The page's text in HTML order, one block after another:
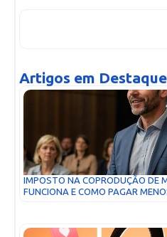
Artigos em Destaque
IMPOSTO NA COPRODUÇÃO DE
FUNCIONA E COMO PAGAR